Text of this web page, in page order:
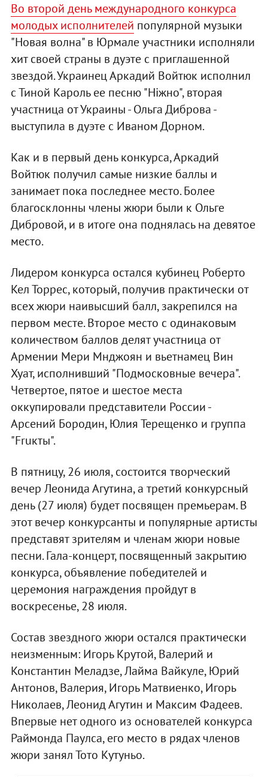
Во второй день международного конкурса
молодых исполнителей популярной музыки
"Новая волна" в Юрмале участники исполняли
хит своей страны в дуэте с приглашенной
звездой. Украинец Аркадий Войтюк исполнил
с Тиной Кароль ее песню "Ніжно", вторая
участница от Украины - Ольга Диброва -
выступила в дуэте с Иваном Дорном.
Как и в первый день конкурса, Аркадий
Войтюк получил самые низкие баллы и
занимает пока последнее место. Более
благосклонны члены жюри были к Ольге
Дибровой, и в итоге она поднялась на девятое
место.
Лидером конкурса остался кубинец Роберто
Кел Торрес, который, получив практически от
всех жюри наивысший балл, закрепился на
первом месте. Второе место с одинаковым
количеством баллов делят участница от
Армении Мери Мнджоян и вьетнамец Вин
Хуат, исполнивший "Подмосковные вечера".
Четвертое, пятое и шестое места
оккупировали представители России -
Арсений Бородин, Юлия Терещенко и группа
"Fruкты".
В пятницу, 26 июля, состоится творческий
вечер Леонида Агутина, а третий конкурсный
день (27 июля) будет посвящен премьерам. В
этот вечер конкурсанты и популярные артисты
представят зрителям и членам жюри новые
песни. Гала-концерт, посвященный закрытию
конкурса, объявление победителей и
церемония награждения пройдут в
воскресенье, 28 июля.
Состав звездного жюри остался практически
неизменным: Игорь Крутой, Валерий и
Константин Меладзе, Лайма Вайкуле, Юрий
Антонов, Валерия, Игорь Матвиенко, Игорь
Николаев, Леонид Агутин и Максим Фадеев.
Впервые нет одного из основателей конкурса
Раймонда Паулса, его место в рядах членов
жюри занял Тото Кутуньо.